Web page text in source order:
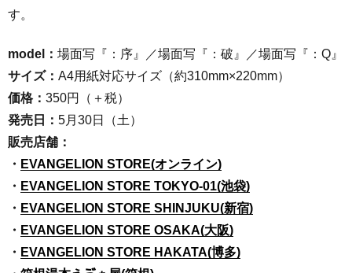
す。
model： 場面写『：序』／場面写『：破』／場面写『：Q』
サイズ： A4用紙対応サイズ（約310mm×220mm）
価格： 350円（＋税）
発売日： 5月30日（土）
販売店舗：
・ EVANGELION STORE(オンライン)
・ EVANGELION STORE TOKYO-01(池袋)
・ EVANGELION STORE SHINJUKU(新宿)
・ EVANGELION STORE OSAKA(大阪)
・ EVANGELION STORE HAKATA(博多)